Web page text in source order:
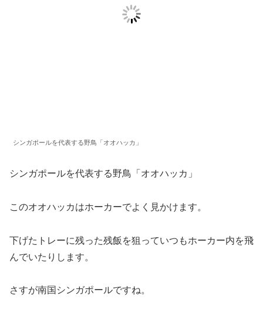
シンガポールを代表する野鳥「オオハッカ」
シンガポールを代表する野鳥「オオハッカ」
このオオハッカはホーカーでよく見かけます。
下げたトレーに残った残飯を狙っていつもホーカー内を飛
んでいたりします。
さすが南国シンガポールですね。